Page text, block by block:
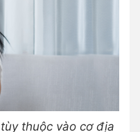
thuộc vào cơ địa